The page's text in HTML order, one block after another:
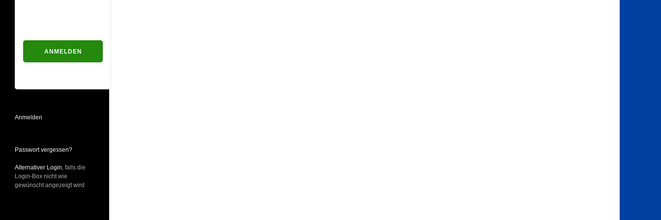
Anmelden
Passwort vergessen?
Alternativer Login , falls die
Login-Box nicht wie
gewünscht angezeigt wird